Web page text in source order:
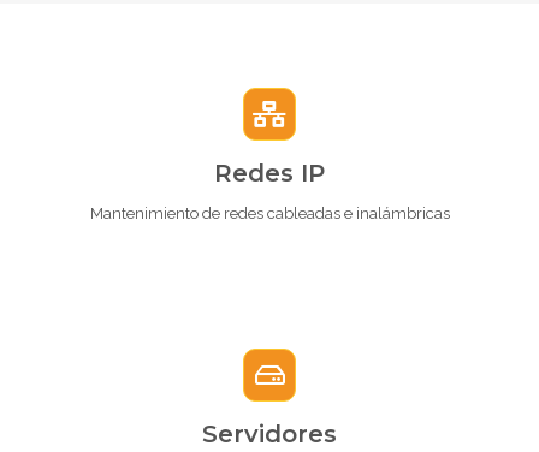
Redes IP
Mantenimiento de redes cableadas e inalámbricas
Servidores